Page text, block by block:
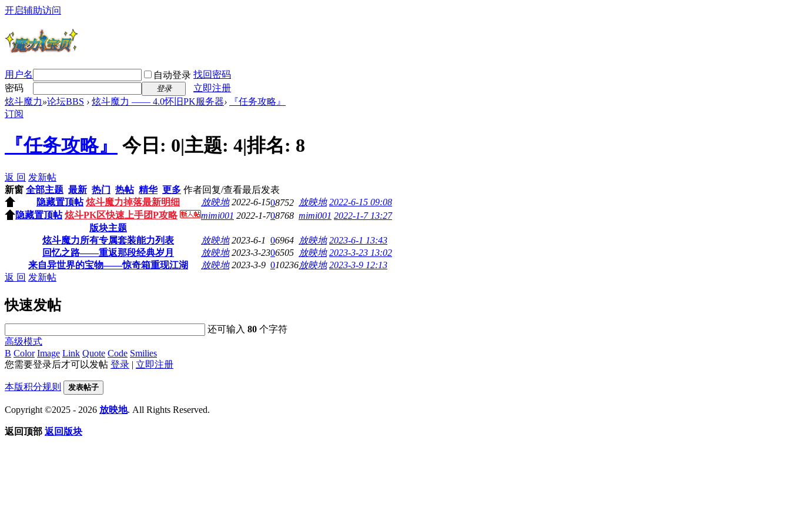
开启辅助访问
用户名 自动登录 找回密码
密码
登录
立即注册
炫斗魔力»论坛BBS › 炫斗魔力 —— 4.0怀旧PK服务器›
『任务攻略』
订阅
『任务攻略』 今日: 0|主题: 4|排名: 8
返 回 发新帖
新窗 全部主题 最新 热门 热帖 精华 更多 作者回复/查看最后发表
隐藏置顶帖 炫斗魔力掉落最新明细 放映地 2022-6-1508752 放映地 2022-6-15 09:08
隐藏置顶帖 炫斗PK区快速上手团P攻略 mimi001 2022-1-708768 mimi001 2022-1-7 13:27
版块主题
炫斗魔力所有专属套装能力列表
放映地 2023-6-1 06964 放映地 2023-6-1 13:43
回忆之路——重返那段经典岁月
放映地 2023-3-2306505 放映地 2023-3-23 13:02
来自异世界的宝物——惊奇箱重现江湖
放映地 2023-3-9 010236放映地 2023-3-9 12:13
返 回 发新帖
快速发帖
还可输入80 个字符
高级模式
B Color Image Link Quote Code Smilies
您需要登录后才可以发帖 登录 | 立即注册
本版积分规则 发表帖子
Copyright ©2025 - 2026 放映地. All Rights Reserved.
返回顶部 返回版块